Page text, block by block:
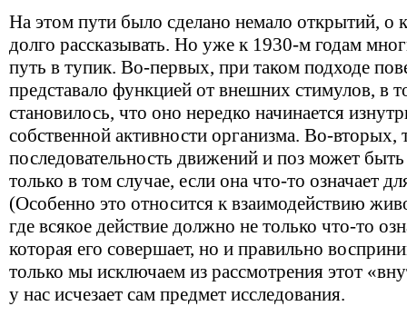
На этом пути было сделано немало открытий,
долго рассказывать. Но уже к 1930-м годам
путь в тупик. Во-первых, при таком подходе
представало функцией от внешних стимулов, в
становилось, что оно нередко начинается
собственной активности организма. Во-вторых,
последовательность движений и поз может
только в том случае, если она что-то означает
(Особенно это относится к взаимодействию
где всякое действие должно не только что-то
которая его совершает, но и правильно
только мы исключаем из рассмотрения этот
у нас исчезает сам предмет исследования.